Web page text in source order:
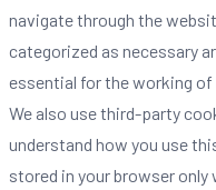
navigate through the
categorized as necessary
essential for the working
We also use third-party
understand how you use
stored in your browser